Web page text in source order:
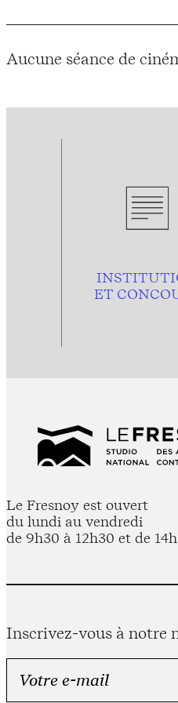
Aucune séance de
ET
Le Fresnoy est ouvert
du lundi au vendredi
de 9h30 à 12h30 et de
Inscrivez-vous à notre